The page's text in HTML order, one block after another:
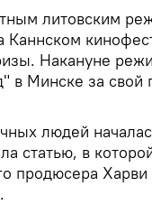
литовским
Накануне
в Минске за
людей
статью, в
продюсера